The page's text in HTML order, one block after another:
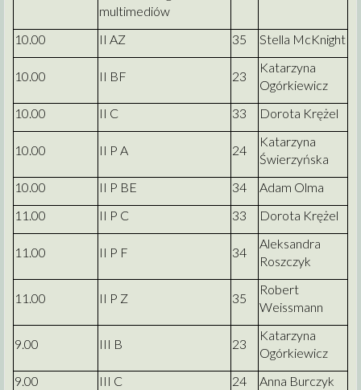
multimediów
10.00 II AZ 35 Stella McKnight
10.00 II BF 23
Katarzyna
Ogórkiewicz
10.00
II C 33 Dorota Krężel
10.00 II P A 24
Katarzyna
Świerzyńska
10.00
II P BE 34
Adam Olma
11.00
II P C 33 Dorota Krężel
11.00 II P F 34
Aleksandra
Roszczyk
11.00 II P Z 35
Robert
Weissmann
9.00 III B 23
Katarzyna
Ogórkiewicz
9.00
III C 24
Anna Burczyk